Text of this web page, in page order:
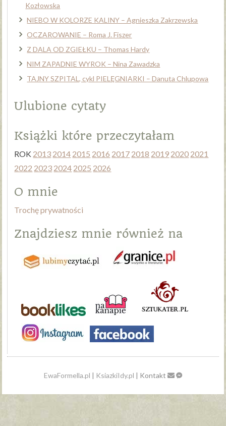
Kozłowska
NIEBO W KOLORZE KALINY – Agnieszka Zakrzewska
OCZAROWANIE – Roma J. Fiszer
Z DALA OD ZGIEŁKU – Thomas Hardy
NIM ZAPADNIE WYROK – Nina Zawadzka
TAJNY SZPITAL, cykl PIELĘGNIARKI – Danuta Chlupowa
Ulubione cytaty
Książki które przeczytałam
ROK 2013 2014 2015 2016 2017 2018 2019 2020 2021
2022 2023 2024 2025 2026
O mnie
Trochę prywatności
Znajdziesz mnie również na
EwaFormella.pl | KsiazkiIdy.pl | Kontakt